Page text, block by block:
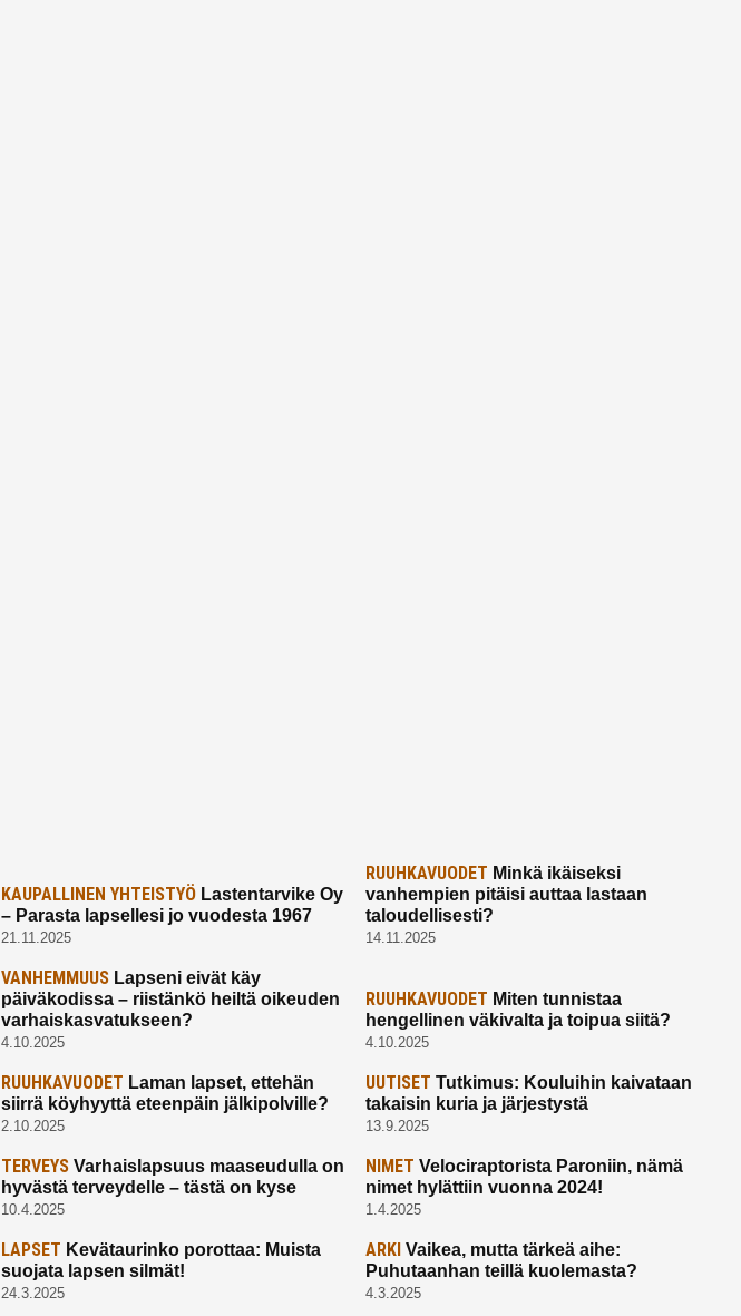
KAUPALLINEN YHTEISTYÖLastentarvike Oy
– Parasta lapsellesi jo vuodesta 1967
21.11.2025
RUUHKAVUODET Minkä ikäiseksi
vanhempien pitäisi auttaa lastaan
taloudellisesti?
14.11.2025
VANHEMMUUSLapseni eivät käy
päiväkodissa – riistänkö heiltä oikeuden
varhaiskasvatukseen?
4.10.2025
RUUHKAVUODET Miten tunnistaa
hengellinen väkivalta ja toipua siitä?
4.10.2025
RUUHKAVUODET Laman lapset, ettehän
siirrä köyhyyttä eteenpäin jälkipolville?
2.10.2025
UUTISET Tutkimus: Kouluihin kaivataan
takaisin kuria ja järjestystä
13.9.2025
TERVEYSVarhaislapsuus maaseudulla on
hyvästä terveydelle – tästä on kyse
10.4.2025
NIMET Velociraptorista Paroniin, nämä
nimet hylättiin vuonna 2024!
1.4.2025
LAPSET Kevätaurinko porottaa: Muista
suojata lapsen silmät!
24.3.2025
ARKI Vaikea, mutta tärkeä aihe:
Puhutaanhan teillä kuolemasta?
4.3.2025